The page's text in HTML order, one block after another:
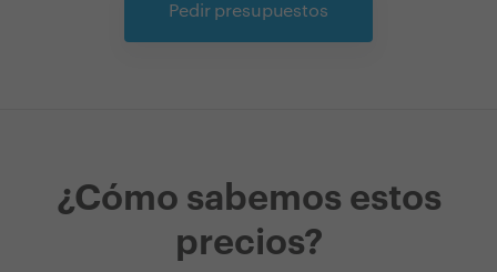
Pedir presupuestos
¿Cómo sabemos estos
precios?